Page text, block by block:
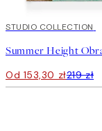
30%*
STUDIO COLLECTION
Od 153,30 zł219 zł